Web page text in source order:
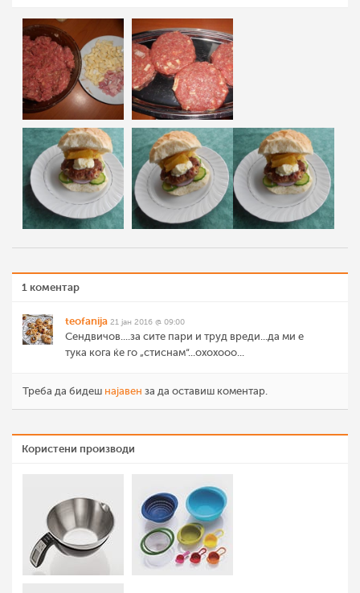
1 коментар
teofanija 21 јан 2016 @ 09:00
Сендвичов....за сите пари и труд вреди...да ми е
тука кога ќе го „стиснам“...охохооо...
Треба да бидеш најавен за да оставиш коментар.
Користени производи